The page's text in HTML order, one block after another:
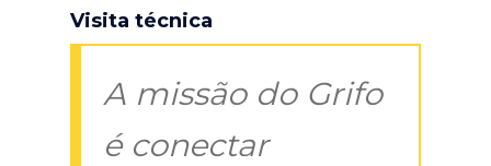
Visita técnica
A missão do Grifo
é conectar